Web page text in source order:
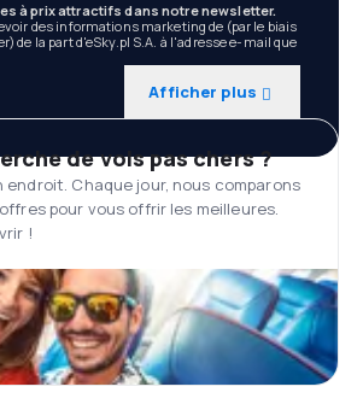
à prix attractifs dans notre newsletter.
des informations marketing de (par le biais
de la part d'eSky.pl S.A. à l'adresse e-mail que
Afficher plus
de vols pas chers ?
endroit. Chaque jour, nous comparons
pour vous offrir les meilleures.
!